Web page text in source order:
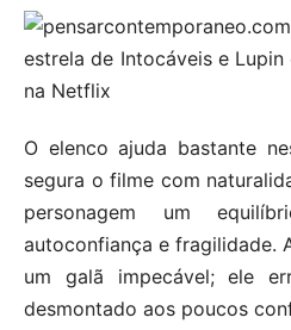
O elenco ajuda bastante
segura o filme com
personagem um
autoconfiança e fragilidade.
um galã impecável; ele
desmontado aos poucos